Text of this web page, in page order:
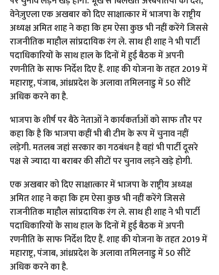
भाजपा के शीर्ष पर बैठे नेताओं ने कार्यकर्ताओं को साफ तौर पर
कहा कि है कि भाजपा कहीं भी बी टीम के रूप में चुनाव नहीं
लड़ेगी. मतलब जहां सरकार का गठबंधन है वहां भी पार्टी दूसरे
पक्ष से ज्यादा या बराबर की सीटों पर चुनाव लड़ने खड़े होगी.
एक अखबार को दिए साक्षात्कार में भाजपा के राष्ट्रीय अध्यक्ष
अमित शाह ने कहा कि हम ऐसा कुछ भी नहीं करेंगे जिससे
राजनीतिक माहौल सांप्रदायिक रंग ले. साथ ही शाह ने भी पार्टी
पदाधिकारियों के साथ हाल के दिनों में हुई बैठक में अपनी
रणनीति के साफ निर्देश दिए हैं. शाह की योजना के तहत 2019 में
महाराष्ट्र, पंजाब, आंध्रप्रदेश के अलावा तमिलनाडु में 50 सीटें
अधिक करने का है.